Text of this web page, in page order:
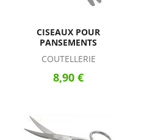
CISEAUX POUR
PANSEMENTS
COUTELLERIE
8,90 €